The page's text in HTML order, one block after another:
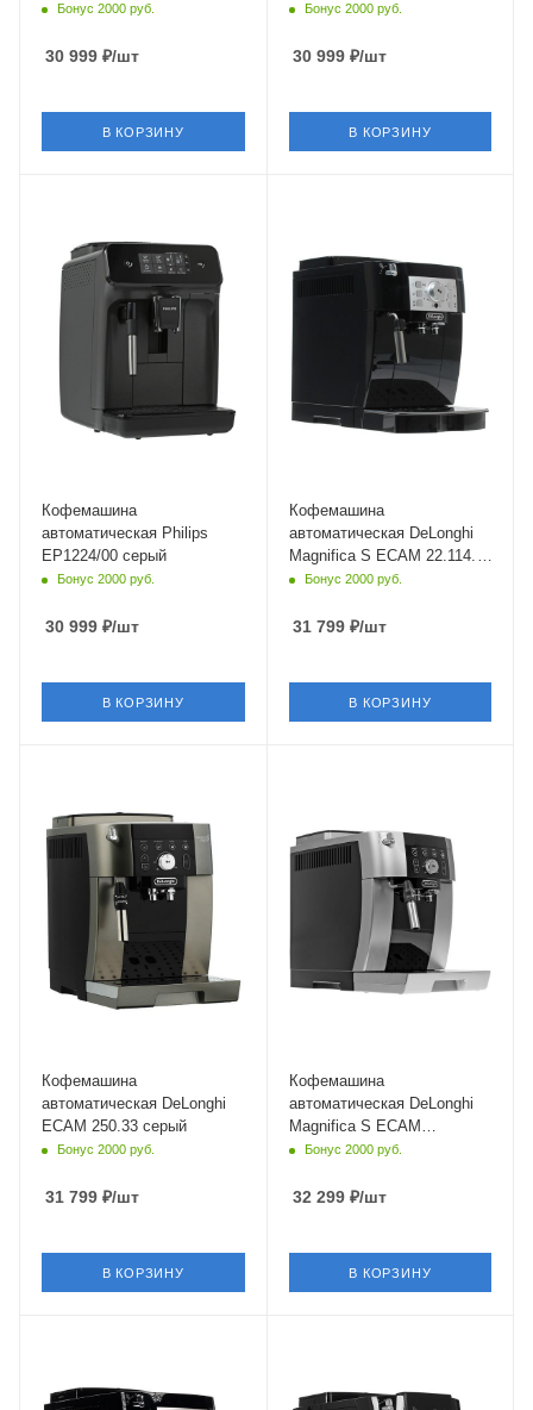
Бонус 2000 руб.
30 999 ₽/шт
В КОРЗИНУ
Бонус 2000 руб.
30 999₽/шт
В КОРЗИНУ
Питание
от сети
Мощность
Длина сетевого шнура
1 м
Глубина
Кофемашина
автоматическая Philips
EP1224/00 серый
Бонус 2000 руб.
30 999 ₽/шт
В КОРЗИНУ
Питание
от сети
Длина сетевого шнура
Глубина
Кофемашина
автоматическая DeLonghi
Magnifica S ECAM 22.114.B
черный
Бонус 2000 руб.
31 799₽/шт
В КОРЗИНУ
Питание
от сети
Мощность
Длина сетевого шнура
1.75 м
Глубина
Кофемашина
автоматическая DeLonghi
ECAM 250.33 серый
Бонус 2000 руб.
31 799 ₽/шт
В КОРЗИНУ
Кофемашина
автоматическая DeLonghi
Magnifica S ECAM
250.23.SB серебристый
Бонус 2000 руб.
32 299₽/шт
В КОРЗИНУ
Питание Питание